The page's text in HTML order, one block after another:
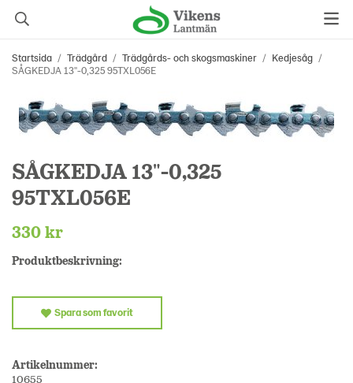
Startsida / Trädgård / Trädgårds- och skogsmaskiner / Kedjesåg /
SÅGKEDJA 13"-0,325 95TXL056E
SÅGKEDJA 13"-0,325
95TXL056E
330 kr
Produktbeskrivning:
Spara som favorit
Artikelnummer:
10655